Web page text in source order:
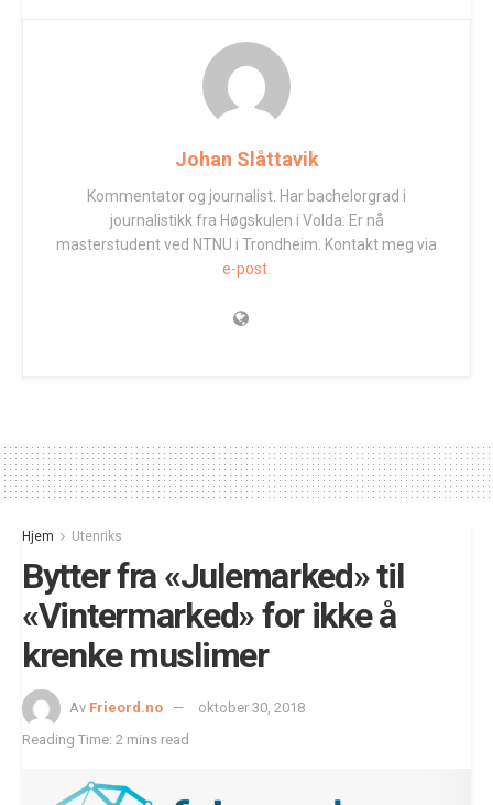
Johan Slåttavik
Kommentator og journalist. Har bachelorgrad i
journalistikk fra Høgskulen i Volda. Er nå
masterstudent ved NTNU i Trondheim. Kontakt meg via
e-post.
Hjem Utenriks
Bytter fra «Julemarked» til
«Vintermarked» for ikke å
krenke muslimer
Av Frieord.no
oktober 30, 2018
Reading Time: 2 mins read